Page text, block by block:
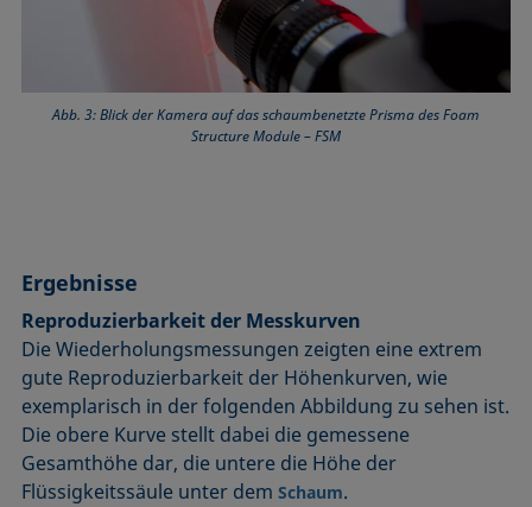
Abb. 3: Blick der Kamera auf das schaumbenetzte Prisma des Foam
Structure Module – FSM
Ergebnisse
Reproduzierbarkeit der Messkurven
Die Wiederholungsmessungen zeigten eine extrem
gute Reproduzierbarkeit der Höhenkurven, wie
exemplarisch in der folgenden Abbildung zu sehen ist.
Die obere Kurve stellt dabei die gemessene
Gesamthöhe dar, die untere die Höhe der
Flüssigkeitssäule unter demSchaum.